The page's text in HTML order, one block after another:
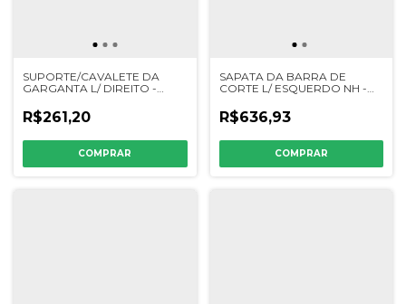
SUPORTE/CAVALETE DA
GARGANTA L/ DIREITO -
R$261,20
SAPATA DA BARRA DE
CORTE L/ ESQUERDO NH -
84995606 / 9575410 / 466790
R$636,93